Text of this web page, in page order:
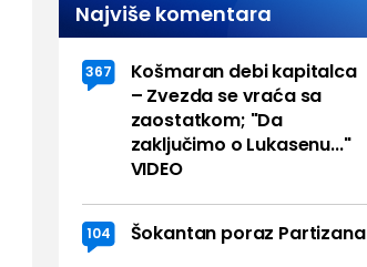
Najviše komentara
367
Košmaran debi kapitalca
– Zvezda se vraća sa
zaostatkom; "Da
zaključimo o Lukasenu..."
VIDEO
104 Šokantan poraz Partizana